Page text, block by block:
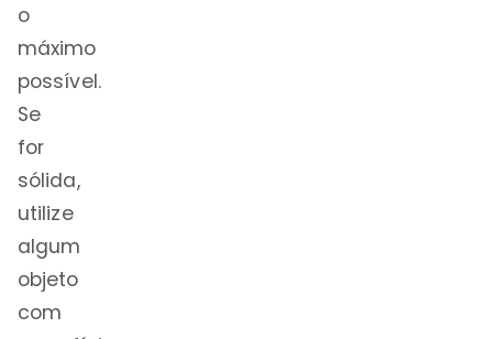
o
máximo
possível.
Se
for
sólida,
utilize
algum
objeto
com